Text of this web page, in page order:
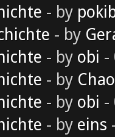
- by
- by
- by obi -
- by
- by obi -
- by eins